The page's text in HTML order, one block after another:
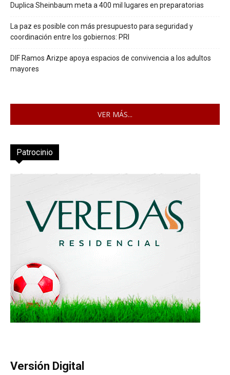
Duplica Sheinbaum meta a 400 mil lugares en preparatorias
La paz es posible con más presupuesto para seguridad y
coordinación entre los gobiernos: PRI
DIF Ramos Arizpe apoya espacios de convivencia a los adultos
mayores
VER MÁS...
Patrocinio
Versión Digital